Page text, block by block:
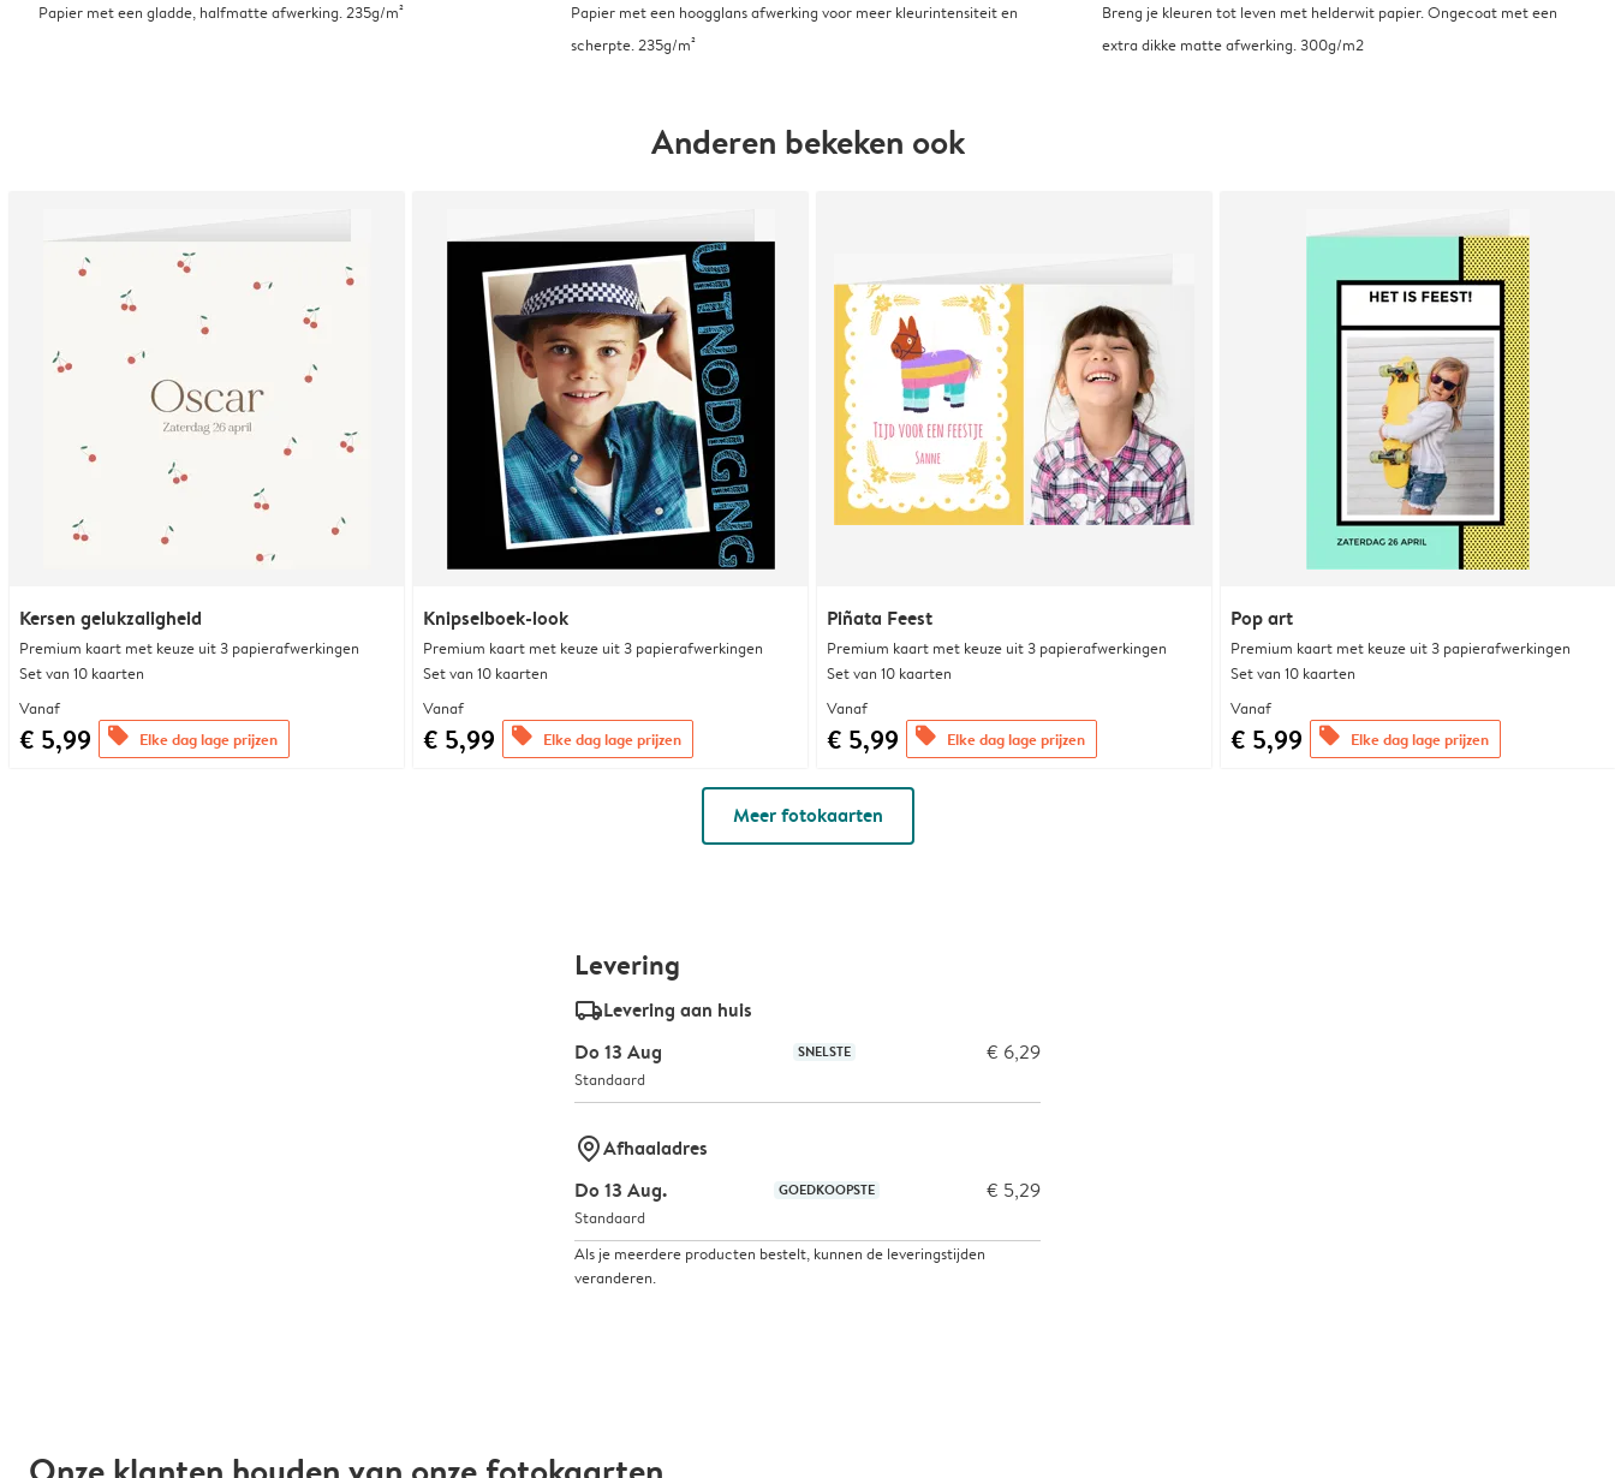
Papier met een gladde, halfmatte afwerking. 235g/m²
Papier met een hoogglans afwerking voor meer kleurintensiteit en
scherpte. 235g/m²
Breng je kleuren tot leven met helderwit papier. Ongecoat met een
extra dikke matte afwerking. 300g/m2
Anderen bekeken ook
Kersen gelukzaligheid
Premium kaart met keuze uit 3 papierafwerkingen
Set van 10 kaarten
Vanaf
€ 5,99 offers Elke dag lage prijzen
Knipselboek-look
Premium kaart met keuze uit 3 papierafwerkingen
Set van 10 kaarten
Vanaf
€ 5,99 offers Elke dag lage prijzen
Piñata Feest
Premium kaart met keuze uit 3 papierafwerkingen
Set van 10 kaarten
Vanaf
€ 5,99 offers Elke dag lage prijzen
Pop art
Premium kaart met keuze uit 3 papierafwerkingen
Set van 10 kaarten
Vanaf
€ 5,99 offers Elke dag lage prijzen
Meer fotokaarten
Levering
delivery_standard_v2Levering aan huis
Do 13 Aug
SNELSTE € 6,29
Standaard
marker-pinAfhaaladres
Do 13 Aug.
GOEDKOOPSTE € 5,29
Standaard
Als je meerdere producten bestelt, kunnen de leveringstijden
veranderen.